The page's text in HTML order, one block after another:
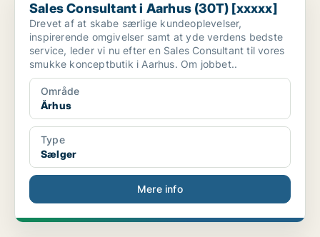
Sales Consultant i Aarhus (30T) [xxxxx]
Drevet af at skabe særlige kundeoplevelser,
inspirerende omgivelser samt at yde verdens bedste
service, leder vi nu efter en Sales Consultant til vores
smukke konceptbutik i Aarhus. Om jobbet..
Område
Århus
Type
Sælger
Mere info